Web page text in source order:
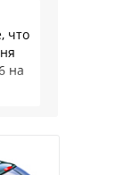
что
на